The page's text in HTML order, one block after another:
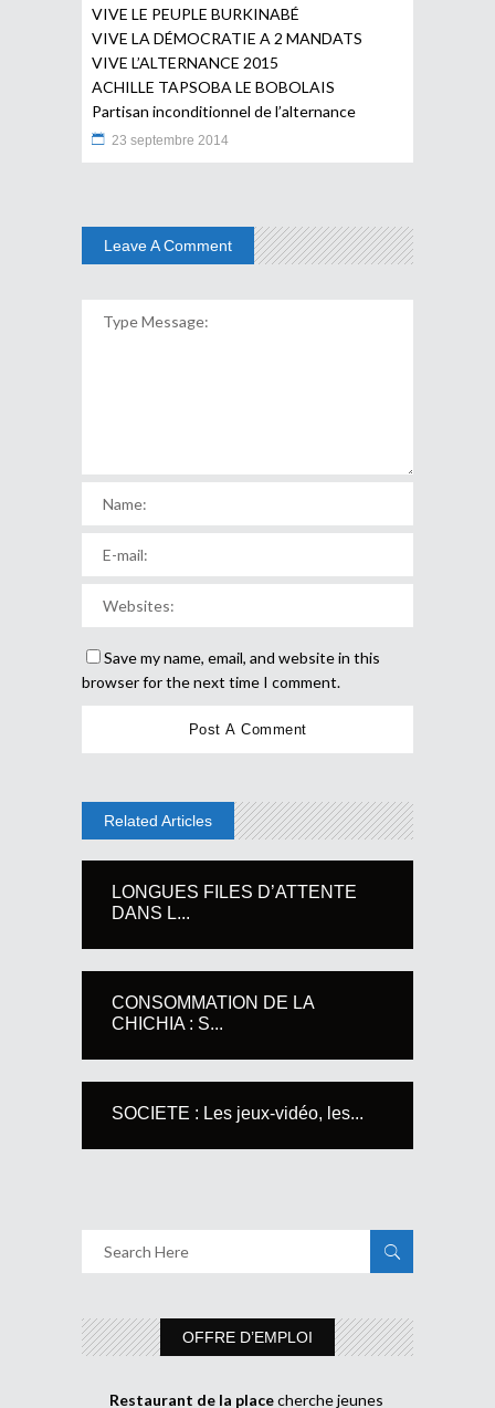
VIVE LE PEUPLE BURKINABÉ
VIVE LA DÉMOCRATIE A 2 MANDATS
VIVE L’ALTERNANCE 2015
ACHILLE TAPSOBA LE BOBOLAIS
Partisan inconditionnel de l’alternance
23 septembre 2014
Leave A Comment
Save my name, email, and website in this
browser for the next time I comment.
Related Articles
LONGUES FILES D’ATTENTE
DANS L...
CONSOMMATION DE LA
CHICHIA : S...
SOCIETE : Les jeux-vidéo, les...
OFFRE D’EMPLOI
Restaurant de la placecherche jeunes